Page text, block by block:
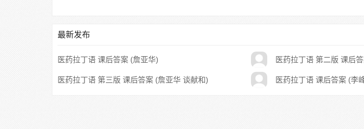
最新发布
医药拉丁语 课后答案 (詹亚华) 医药拉丁语 第二版 课后
医药拉丁语 第三版 课后答案 (詹亚华 谈献和) 医药拉丁语 课后答案 (李